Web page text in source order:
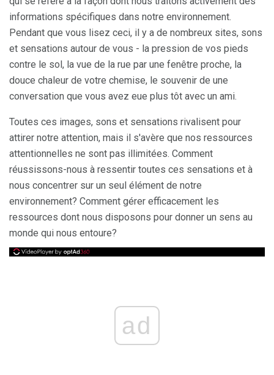
informations spécifiques dans notre environnement.
Pendant que vous lisez ceci, il y a de nombreux sites, sons
et sensations autour de vous - la pression de vos pieds
contre le sol, la vue de la rue par une fenêtre proche, la
douce chaleur de votre chemise, le souvenir de une
conversation que vous avez eue plus tôt avec un ami.
Toutes ces images, sons et sensations rivalisent pour
attirer notre attention, mais il s'avère que nos ressources
attentionnelles ne sont pas illimitées. Comment
réussissons-nous à ressentir toutes ces sensations et à
nous concentrer sur un seul élément de notre
environnement? Comment gérer efficacement les
ressources dont nous disposons pour donner un sens au
monde qui nous entoure?
ad